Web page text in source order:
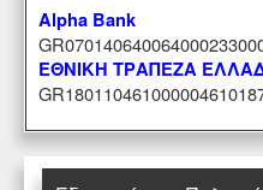
Alpha Bank
ΕΘΝΙΚΗ ΤΡΑΠΕΖΑ